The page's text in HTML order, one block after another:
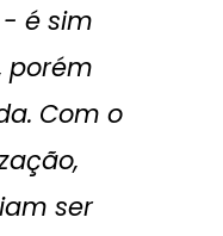
é sim
porém
Com o
ser